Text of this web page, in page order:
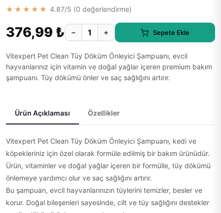
★★★★★ 4.87/5 (0 değerlendirme)
376,99 ₺ − + Sepete Ekle
Vitexpert Pet Clean Tüy Döküm Önleyici Şampuanı, evcil
hayvanlarınız için vitamin ve doğal yağlar içeren premium bakım
şampuanı. Tüy dökümü önler ve saç sağlığını artırır.
Ürün Açıklaması Özellikler
Vitexpert Pet Clean Tüy Döküm Önleyici Şampuanı, kedi ve
köpekleriniz için özel olarak formüle edilmiş bir bakım ürünüdür.
Ürün, vitaminler ve doğal yağlar içeren bir formülle, tüy dökümü
önlemeye yardımcı olur ve saç sağlığını artırır.
Bu şampuan, evcil hayvanlarınızın tüylerini temizler, besler ve
korur. Doğal bileşenleri sayesinde, cilt ve tüy sağlığını destekler